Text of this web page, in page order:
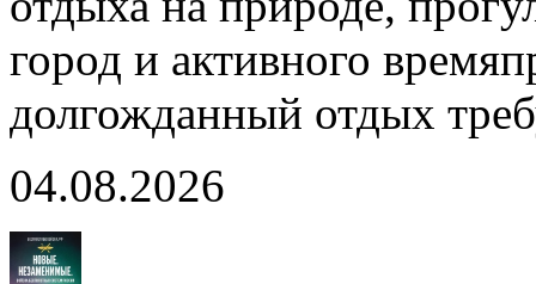
город и активного
долгожданный отдых
04.08.2026